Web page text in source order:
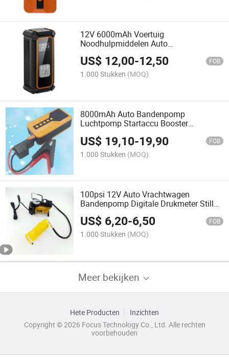
12V 6000mAh Voertuig
Noodhulpmiddelen Auto
Bandenopblazer
Bandenluchtcompressorpomp
US$ 12,00-12,50 FOB
1.000 Stukken (MOQ)
8000mAh Auto Bandenpomp
Luchtpomp Startaccu Booster
US$ 19,10-19,90 FOB
1.000 Stukken (MOQ)
100psi 12V Auto Vrachtwagen
Bandenpomp Digitale Drukmeter Stille
Werking Compressor
US$ 6,20-6,50 FOB
1.000 Stukken (MOQ)
Meer bekijken
Hete Producten
Inzichten
Copyright © 2026 Focus Technology Co., Ltd. Alle rechten
voorbehouden